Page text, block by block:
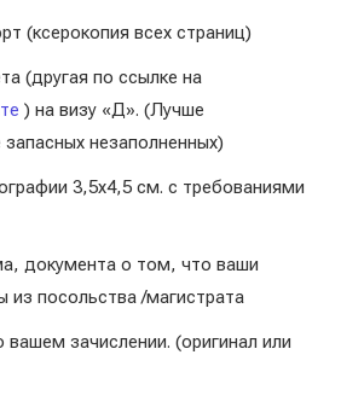
(ксерокопия всех страниц)
(другая по ссылке на
) на визу «Д». (Лучше
незаполненных)
3,5х4,5 см. с требованиями
документа о том, что ваши
из посольства /магистрата
зачислении. (оригинал или